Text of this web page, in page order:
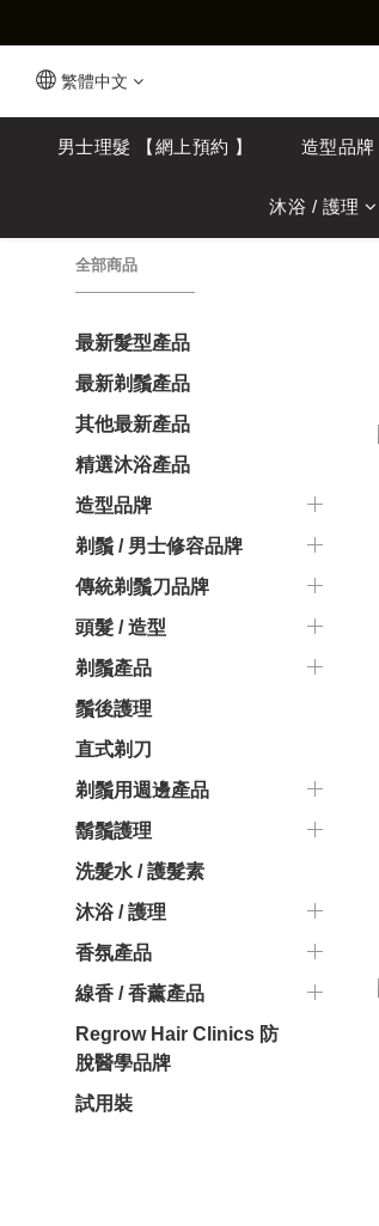
繁體中文
男士理髮 【網上預約 】 造型品牌
沐浴 / 護理
全部商品
最新髮型產品
最新剃鬚產品
其他最新產品
精選沐浴產品
造型品牌
剃鬚 / 男士修容品牌
傳統剃鬚刀品牌
頭髮 / 造型
剃鬚產品
鬚後護理
直式剃刀
剃鬚用週邊產品
鬍鬚護理
洗髮水 / 護髮素
沐浴 / 護理
香氛產品
線香 / 香薰產品
Regrow Hair Clinics 防
脫醫學品牌
試用裝